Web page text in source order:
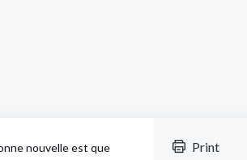
nouvelle est que
Print